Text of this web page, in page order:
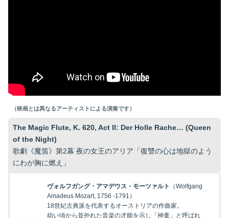
（映画とは異なるアーティストによる演奏です）
The Magic Flute, K. 620, Act II: Der Holle Rache… (Queen
of the Night)
歌劇《魔笛》第2幕 夜の女王のアリア「復讐の心は地獄のよう
にわが胸に燃え」
ヴォルフガング・アマデウス・モーツァルト
（Wolfgang
Amadeus Mozart, 1756 -1791）
18世紀古典派を代表するオーストリアの作曲家。
幼い頃から並外れた音楽の才能を示し「神童」と呼ばれ